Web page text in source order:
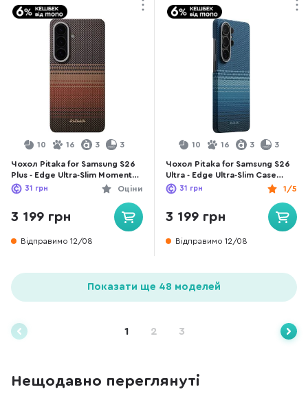
10 16 3 3
Чохол Pitaka for Samsung S26
Plus - Edge Ultra-Slim Moment
Sunset (KS2603S)
Оціни
31 грн
3 199 грн
Відправимо 12/08
10 16 3 3
Чохол Pitaka for Samsung S26
Ultra - Edge Ultra-Slim Case
Moment Moonrise (KS2602U)1/5
31 грн
3 199 грн
Відправимо 12/08
Показати ще 48 моделей
1 2 3
Нещодавно переглянуті